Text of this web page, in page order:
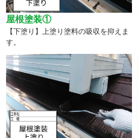
屋根塗装①
【下塗り】上塗り塗料の吸収を抑えま
す。